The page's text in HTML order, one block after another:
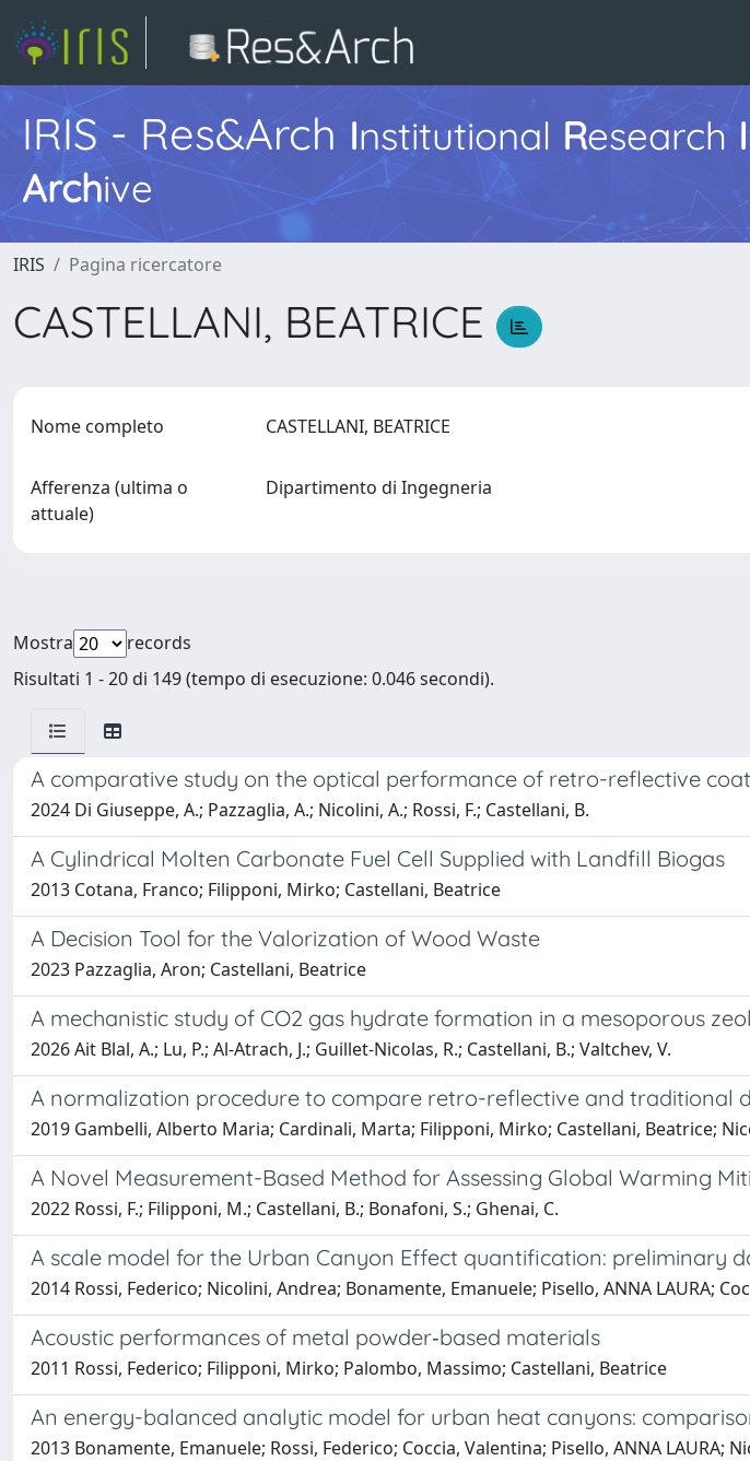
IRIS - Res&Arch Institutional Research I
Archive
IRIS Pagina ricercatore
CASTELLANI, BEATRICE
Nome completo CASTELLANI, BEATRICE
Afferenza (ultima o
attuale)
Dipartimento di Ingegneria
Mostra
records
Risultati 1 - 20 di 149 (tempo di esecuzione: 0.046 secondi).
A comparative study on the optical performance of retro-reflective
2024 Di Giuseppe, A.; Pazzaglia, A.; Nicolini, A.; Rossi, F.; Castellani, B.
A Cylindrical Molten Carbonate Fuel Cell Supplied with Landfill Biogas
2013 Cotana, Franco; Filipponi, Mirko; Castellani, Beatrice
A Decision Tool for the Valorization of Wood Waste
2023 Pazzaglia, Aron; Castellani, Beatrice
A mechanistic study of CO2 gas hydrate formation in a mesoporous
2026 Ait Blal, A.; Lu, P.; Al-Atrach, J.; Guillet-Nicolas, R.; Castellani, B.; Valtchev, V.
A normalization procedure to compare retro-reflective and traditional
2019 Gambelli, Alberto Maria; Cardinali, Marta; Filipponi, Mirko; Castellani, Beatrice;
A Novel Measurement-Based Method for Assessing Global Warming
2022 Rossi, F.; Filipponi, M.; Castellani, B.; Bonafoni, S.; Ghenai, C.
A scale model for the Urban Canyon Effect quantification: preliminary
2014 Rossi, Federico; Nicolini, Andrea; Bonamente, Emanuele; Pisello, ANNA LAURA;
Acoustic performances of metal powder‐based materials
2011 Rossi, Federico; Filipponi, Mirko; Palombo, Massimo; Castellani, Beatrice
An energy-balanced analytic model for urban heat canyons:
2013 Bonamente, Emanuele; Rossi, Federico; Coccia, Valentina; Pisello, ANNA